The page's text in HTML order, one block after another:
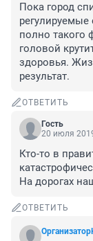
Пока город
регулируемые
полно такого
головой
здоровья.
результат.
ОТВЕТИТЬ
Гость
20 июля
Кто-то в
На дорогах
ОТВЕТИТЬ